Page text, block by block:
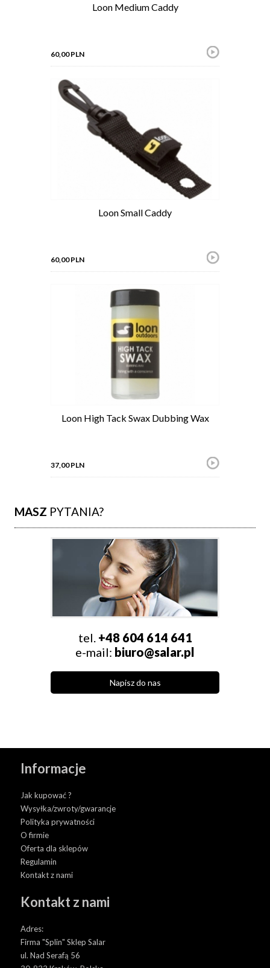
Loon Medium Caddy
60,00 PLN
Loon Small Caddy
60,00 PLN
Loon High Tack Swax Dubbing Wax
37,00 PLN
MASZ PYTANIA?
tel. +48 604 614 641
e-mail: biuro@salar.pl
Napisz do nas
Informacje
Jak kupować ?
Wysyłka/zwroty/gwarancje
Polityka prywatności
O firmie
Oferta dla sklepów
Regulamin
Kontakt z nami
Kontakt z nami
Adres:
Firma "Splin" Sklep Salar
ul. Nad Serafą 56